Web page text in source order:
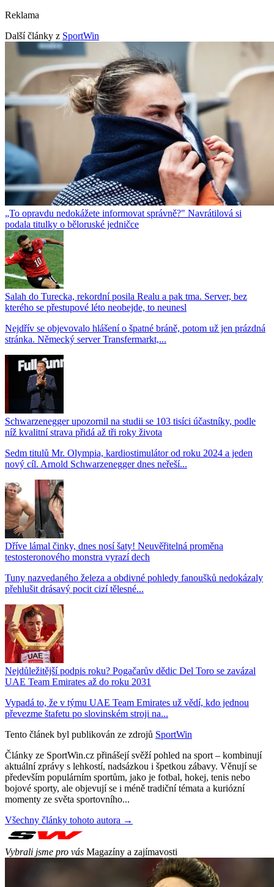
Reklama
Další články z SportWin
„To opravdu nedokážete informovat správně?" Navrátilová si
podala titulky o běloruské jedničce
Salah do Turecka, rekordní posila Realu a pak tma. Server, bez
kterého se přestupové léto neobejde, to neunesl
Nejdřív se objevovalo hlášení o špatné bráně, potom už jen prázdná
stránka. Německý server Transfermarkt,...
Schwarzenegger upozornil na studii se 103 tisíci účastníky, podle
níž kvalitní strava přidá až tři roky života
Sedm titulů Mr. Olympia, kardiostimulátor od roku 2024 a jeden
nový cíl. Arnold Schwarzenegger dnes neřeší...
Dříve lámal činky, dnes nosí šaty! Neuvěřitelná proměna
testosteronového monstra vyrazí dech
Tuny nazvedaného železa a obdivné pohledy fanoušků nedokázaly
přehlušit drásavý pocit cizí tělesné...
Nejdůležitější podpis roku? Pogačarův dědic Del Toro se zavázal
UAE Team Emirates až do roku 2031
Vypadá to, že v týmu UAE Team Emirates už vědí, kdo jednou
převezme štafetu po slovinském stroji na...
Tento článek byl publikován ze zdrojů SportWin
Články ze SportWin.cz přinášejí svěží pohled na sport – kombinují
aktuální zprávy s lehkostí, nadsázkou i špetkou zábavy. Věnují se
především populárním sportům, jako je fotbal, hokej, tenis nebo
bojové sporty, ale objevují se i méně tradiční témata a kuriózní
momenty ze světa sportovního...
Všechny články tohoto autora →
Vybrali jsme pro vás Magazíny a zajímavosti